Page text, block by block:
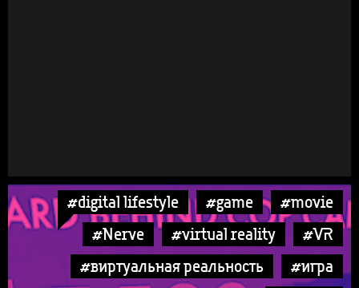
#digital lifestyle #game
#movie
#Nerve
#virtual reality
#VR
#виртуальная реальность
#игра